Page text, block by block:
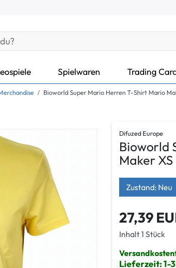
Spielwaren Trading
Bioworld Super Mario Herren T-Shirt Mario
Difuzed Europe
Bioworld
Maker
Zustand: Neu
27,39
Inhalt1 Stück
Lieferzeit: 1-